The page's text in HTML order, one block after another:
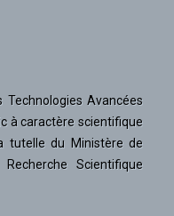
Technologies Avancées
à caractère scientifique
tutelle du Ministère de
Scientifique